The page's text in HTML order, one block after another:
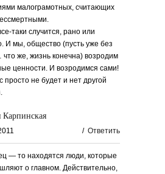
малограмотных, считающих
таки случится, рано или
И мы, общество (пусть уже без
же, жизнь конечна) возродим
ценности. И возродимся сами!
просто не будет и нет другой
/ Ответить
— то находятся люди, которые
о главном. Действительно,